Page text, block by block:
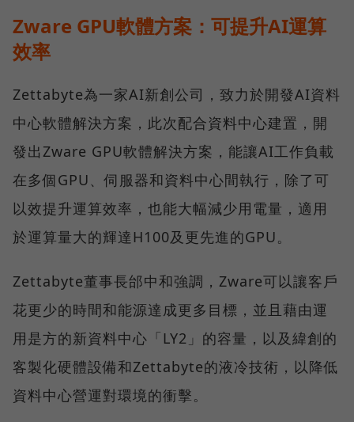
Zware GPU軟體方案：可提升AI運算
效率
Zettabyte為一家AI新創公司，致力於開發AI資料
中心軟體解決方案，此次配合資料中心建置，開
發出Zware GPU軟體解決方案，能讓AI工作負載
在多個GPU、伺服器和資料中心間執行，除了可
以效提升運算效率，也能大幅減少用電量，適用
於運算量大的輝達H100及更先進的GPU。
Zettabyte董事長邰中和強調，Zware可以讓客戶
花更少的時間和能源達成更多目標，並且藉由運
用是方的新資料中心「LY2」的容量，以及緯創的
客製化硬體設備和Zettabyte的液冷技術，以降低
資料中心營運對環境的衝擊。